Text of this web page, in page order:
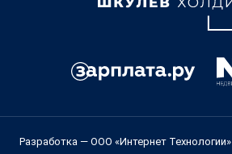
Разработка — ООО «Интернет Технологии»